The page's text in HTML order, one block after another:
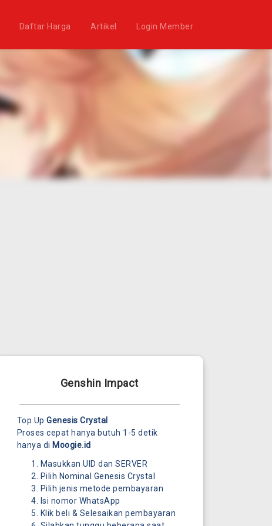
Daftar Harga Artikel Login Member
Genshin Impact
Top UpGenesis Crystal
Proses cepat hanya butuh 1-5 detik
hanya di Moogie.id
Masukkan UID dan SERVER
Pilih Nominal Genesis Crystal
Pilih jenis metode pembayaran
Isi nomor WhatsApp
Klik beli & Selesaikan pembayaran